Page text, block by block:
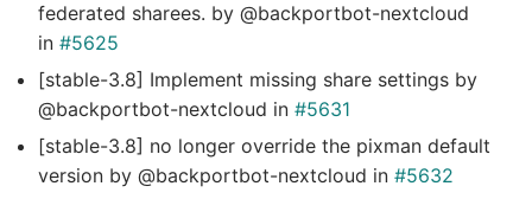
federated sharees. by @backportbot-nextcloud
in #5625
[stable-3.8] Implement missing share settings by
@backportbot-nextcloud in #5631
[stable-3.8] no longer override the pixman default
version by @backportbot-nextcloud in #5632